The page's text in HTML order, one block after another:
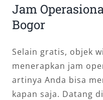
Jam
Bogor
Selain gratis, objek
menerapkan jam
artinya Anda bisa
kapan saja. Datang